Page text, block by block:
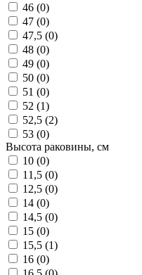
46 (0)
47 (0)
47,5 (0)
48 (0)
49 (0)
50 (0)
51 (0)
52 (1)
52,5 (2)
53 (0)
Высота раковины, см
10 (0)
11,5 (0)
12,5 (0)
14 (0)
14,5 (0)
15 (0)
15,5 (1)
16 (0)